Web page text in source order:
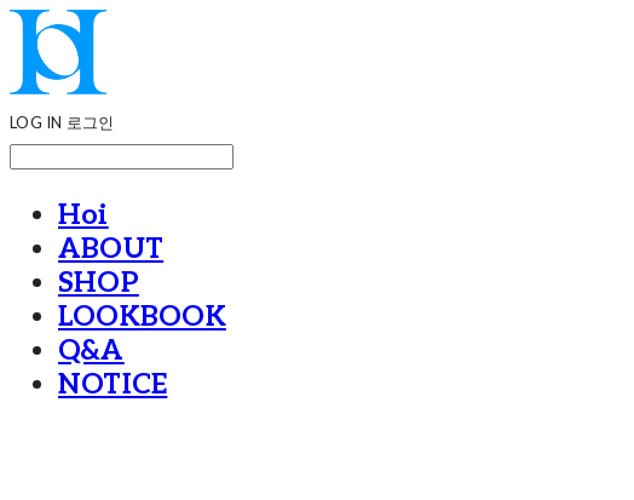
LOG IN 로그인
Hoi
ABOUT
SHOP
LOOKBOOK
Q&A
NOTICE